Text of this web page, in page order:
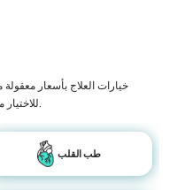
خيارات العلاج بأسعار
للاختيار من بينها مع أفضل جودة للرعاية الصحية في البلاد.
طب القلب